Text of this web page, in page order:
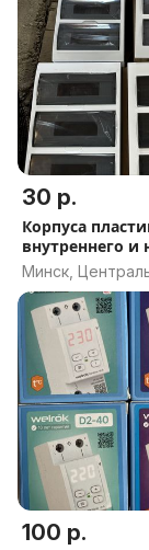
30 р.
Корпуса
внутреннего и
исполнения 12
Минск,
100 р.